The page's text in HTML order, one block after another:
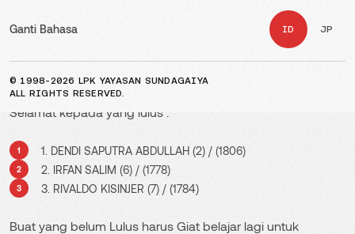
Ganti Bahasa ID JP
© 1998-2026 LPK YAYASAN SUNDAGAIYA
ALL RIGHTS RESERVED.
Interview Program Pemagangan di perusahaan TERU
Kanagawa
Selamat kepada yang lulus :
1. DENDI SAPUTRA ABDULLAH (2) / (1806)
2. IRFAN SALIM (6) / (1778)
3. RIVALDO KISINJER (7) / (1784)
Buat yang belum Lulus harus Giat belajar lagi untuk